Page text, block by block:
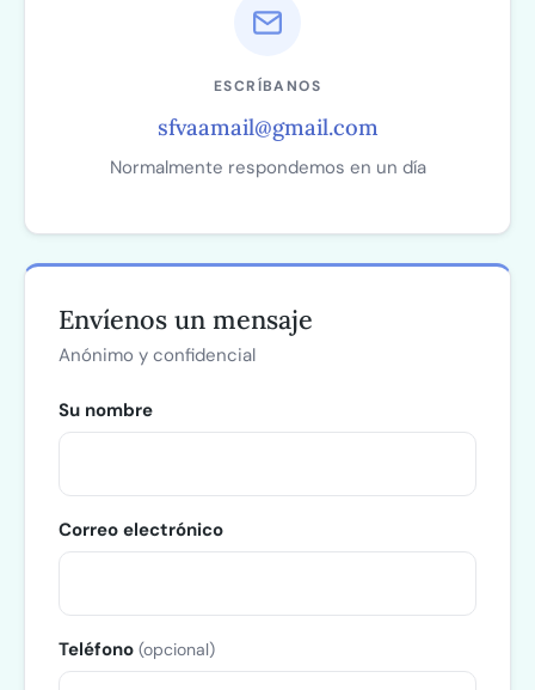
ESCRÍBANOS
sfvaamail@gmail.com
Normalmente respondemos en un día
Envíenos un mensaje
Anónimo y confidencial
Su nombre
Correo electrónico
Teléfono (opcional)